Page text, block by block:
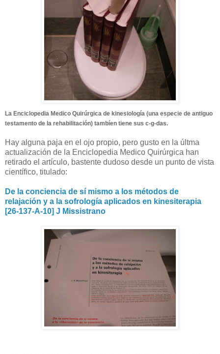
La Enciclopedia Medico Quirúrgica de kinesiología (una especie de antiguo
testamento de la rehabilitación) tambíen tiene sus c-g-das.
Hay alguna paja en el ojo propio, pero gusto en la últma
actualización de la Enciclopedia Medico Quirúrgica han
retirado el artículo, bastente dudoso desde un punto de vista
científico, titulado:
De la conciencia de sí mismo a los métodos de
relajación y a la sofrología aplicados en kinesiterapia
[26-137-A-10] J Missistrano